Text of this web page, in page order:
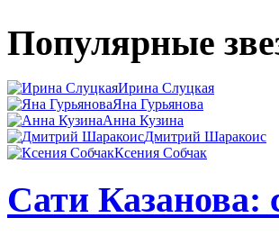
Популярные
Ирина Слуцкая
Яна Гурьянова
Анна Кузина
Дмитрий Шаракоис
Ксения Собчак
Сати Казанова: